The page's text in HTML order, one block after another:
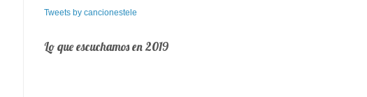
Tweets by cancionestele
Lo que escuchamos en 2019